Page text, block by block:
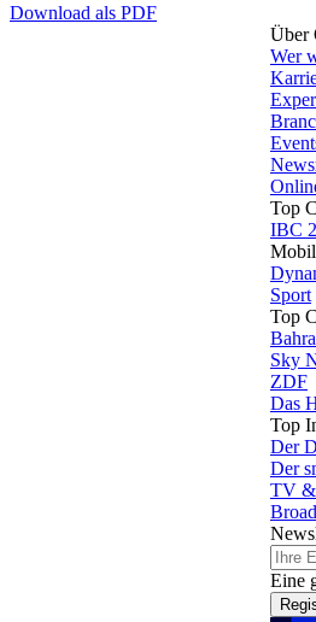
Download als PDF
Über
Wer
Top
IBC
Sport
Top
Sky
ZDF
Das
Top
Der
Der
TV &
Eine